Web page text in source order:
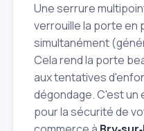
Une serrure
verrouille la porte en
simultanément
Cela rend la porte
aux tentatives
dégondage. C'est
pour la sécurité de